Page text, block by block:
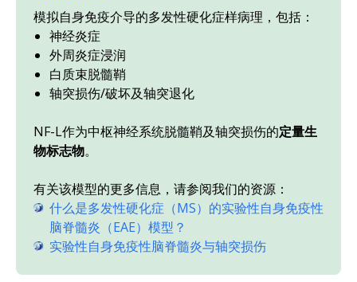
模拟自身免疫介导的多发性硬化症样病理，包括：
神经炎症
外周炎症浸润
白质束脱髓鞘
轴突损伤/破坏及轴突退化
NF-L作为中枢神经系统脱髓鞘及轴突损伤的定量生
物标志物。
有关该模型的更多信息，请参阅我们的资源：
什么是多发性硬化症（MS）的实验性自身免疫性
脑脊髓炎（EAE）模型？
实验性自身免疫性脑脊髓炎与轴突损伤